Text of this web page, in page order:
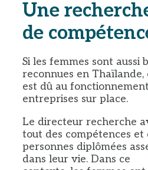
Une
de
Si les femmes sont aussi
reconnues en Thaïlande,
est dû au
entreprises sur place.
Le directeur recherche
tout des compétences et
personnes diplômées
dans leur vie. Dans ce